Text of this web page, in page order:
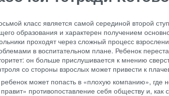
класс является самой серединой второй
образования и характерен получением
проходят через сложный процесс
в воспитательном плане. Ребенок
он больше прислушивается к мнению
со стороны взрослых может привести к
ребенок может попасть в «плохую компанию»,
правит» противопоставление себя обществу и,